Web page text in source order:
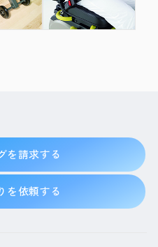
を請求する
を依頼する